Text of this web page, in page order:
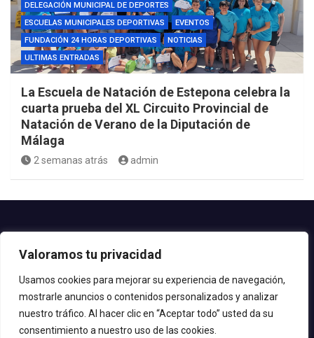
Valoramos tu privacidad
Usamos cookies para mejorar su experiencia de navegación,
mostrarle anuncios o contenidos personalizados y analizar
nuestro tráfico. Al hacer clic en “Aceptar todo” usted da su
consentimiento a nuestro uso de las cookies.
DELEGACIÓN MUNICIPAL DE DEPORTES
ESCUELAS MUNICIPALES DEPORTIVAS
EVENTOS
FUNDACIÓN 24 HORAS DEPORTIVAS
NOTICIAS
ULTIMAS ENTRADAS
La Escuela de Natación de Estepona celebra la
cuarta prueba del XL Circuito Provincial de
Natación de Verano de la Diputación de
Málaga
2 semanas atrás admin
Teléfono: 952.80.24.44
© 2020 Delegación de Deportes